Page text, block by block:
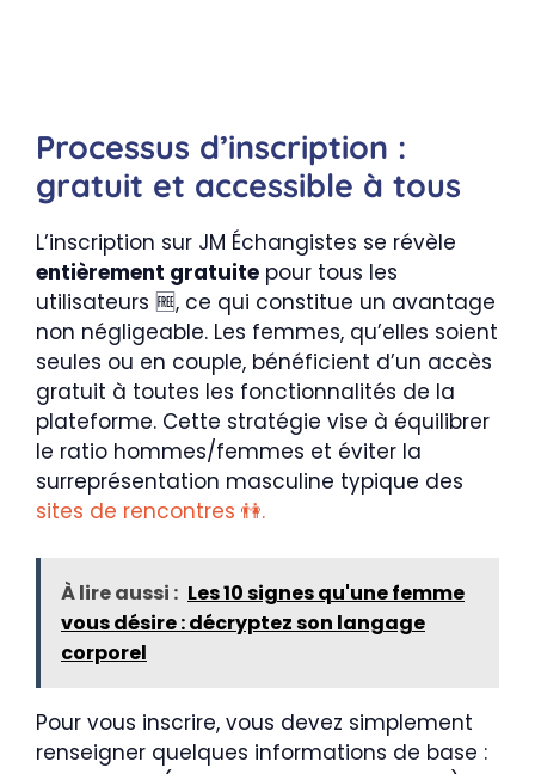
Processus d’inscription :
gratuit et accessible à tous
L’inscription sur JM Échangistes se révèle
entièrement gratuite pour tous les
utilisateurs 🆓, ce qui constitue un avantage
non négligeable. Les femmes, qu’elles soient
seules ou en couple, bénéficient d’un accès
gratuit à toutes les fonctionnalités de la
plateforme. Cette stratégie vise à équilibrer
le ratio hommes/femmes et éviter la
surreprésentation masculine typique des
sites de rencontres 👫.
À lire aussi : Les 10 signes qu'une femme
vous désire : décryptez son langage
corporel
Pour vous inscrire, vous devez simplement
renseigner quelques informations de base :